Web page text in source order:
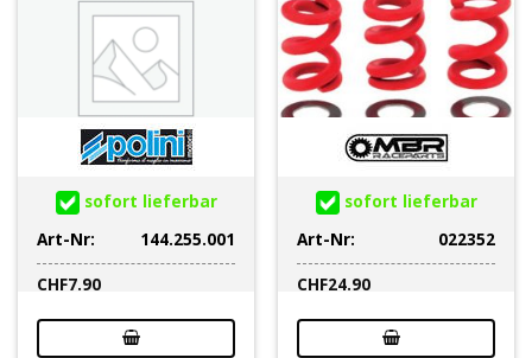
sofort lieferbar
Art-Nr:
144.255.001
CHF7.90
sofort lieferbar
Art-Nr:
022352
CHF24.90